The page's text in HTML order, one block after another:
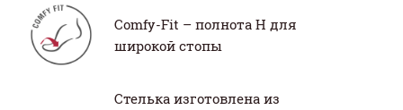
Comfy-Fit – полнота H для
широкой стопы
Стелька изготовлена из